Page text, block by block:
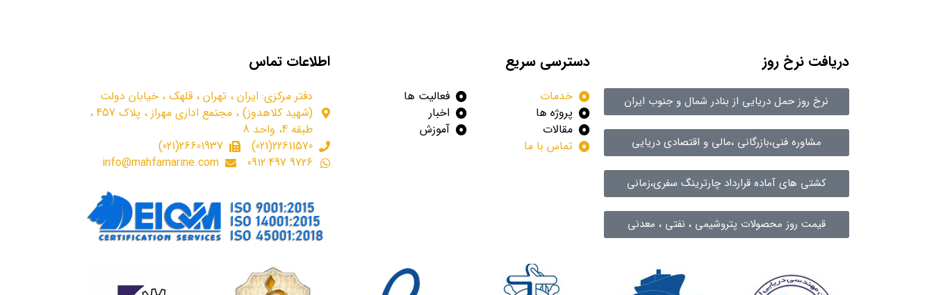
دریافت نرخ روز
نرخ روز حمل دریایی از بنادر شمال و جنوب ایران
مشاوره فنی،بازرگانی ،مالی و اقتصادی دریایی
کشتی های آماده قرارداد چارترینگ سفری،زمانی
قیمت روز محصولات پتروشیمی ، نفتی ، معدنی
دسترسی سریع
خدمات
فعالیت ها
پروژه ها
اخبار
مقالات
آموزش
تماس با ما
اطلاعات تماس
دفتر مرکزی: ایران ، تهران ، قلهک ، خیابان دولت
(شهید کلاهدوز) ، مجتمع اداری مهراز ، پلاک 457 ،
طبقه 4، واحد 8
22611570(021)
26601937(021)
9726 497 0912
info@mahfamarine.com